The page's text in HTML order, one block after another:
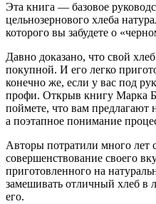
Эта книга — базовое
цельнозернового хлеба
которого вы забудете о
Давно доказано, что свой
покупной. И его легко
конечно же, если у вас под
профи. Открыв книгу Марка
поймете, что вам предлагают
а поэтапное понимание
Авторы потратили много лет
совершенствование своего
приготовленного на
замешивать отличный хлеб в
его.